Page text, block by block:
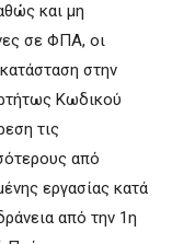
και μη
σε ΦΠΑ, οι
στην
Κωδικού
τις
από
εργασίας κατά
από την 1η